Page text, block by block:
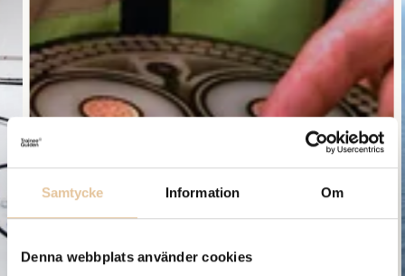
Samtycke Information Om
Denna webbplats använder cookies